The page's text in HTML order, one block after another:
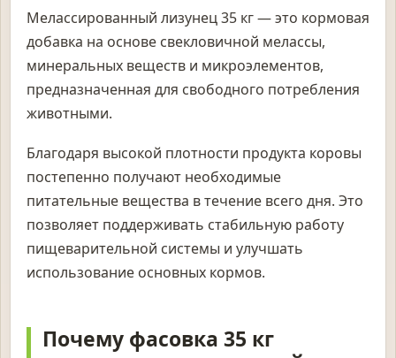
Мелассированный лизунец 35 кг — это кормовая
добавка на основе свекловичной мелассы,
минеральных веществ и микроэлементов,
предназначенная для свободного потребления
животными.
Благодаря высокой плотности продукта коровы
постепенно получают необходимые
питательные вещества в течение всего дня. Это
позволяет поддерживать стабильную работу
пищеварительной системы и улучшать
использование основных кормов.
Почему фасовка 35 кг